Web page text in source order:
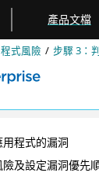
產品文檔
式風險 步驟 3：
程式的漏洞
及設定漏洞優先